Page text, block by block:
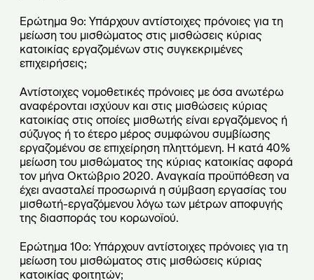
Ερώτημα 9ο: Υπάρχουν αντίστοιχες πρόνοιες για τη
μείωση του μισθώματος στις μισθώσεις κύριας
κατοικίας εργαζομένων στις συγκεκριμένες
επιχειρήσεις;
Αντίστοιχες νομοθετικές πρόνοιες με όσα ανωτέρω
αναφέρονται ισχύουν και στις μισθώσεις κύριας
κατοικίας στις οποίες μισθωτής είναι εργαζόμενος ή
σύζυγος ή το έτερο μέρος συμφώνου συμβίωσης
εργαζομένου σε επιχείρηση πληττόμενη. Η κατά 40%
μείωση του μισθώματος της κύριας κατοικίας αφορά
τον μήνα Οκτώβριο 2020. Αναγκαία προϋπόθεση να
έχει ανασταλεί προσωρινά η σύμβαση εργασίας του
μισθωτή-εργαζόμενου λόγω των μέτρων αποφυγής
της διασποράς του κορωνοϊού.
Ερώτημα 10ο: Υπάρχουν αντίστοιχες πρόνοιες για τη
μείωση του μισθώματος στις μισθώσεις κύριας
κατοικίας φοιτητών;